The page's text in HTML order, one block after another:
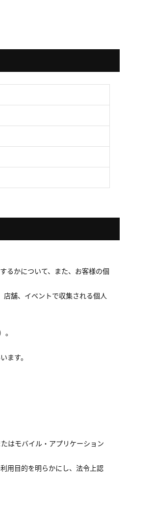
るかについて、また、お客様の個
舗、イベントで収集される個人
ます。
はモバイル・アプリケーション
用目的を明らかにし、法令上認